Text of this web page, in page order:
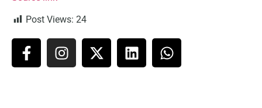
Post Views: 24